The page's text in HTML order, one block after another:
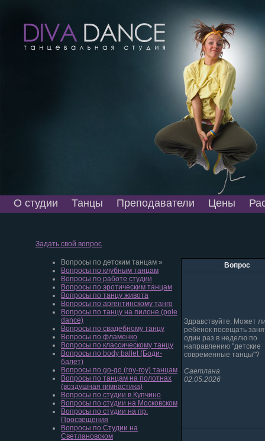
О студии Танцы Преподаватели Цены
Задать свой вопрос
Вопросы по детским танцам »
Вопросы по клубным танцам
Вопросы по работе студии
Вопросы по эротическим танцам
Вопросы по танцу живота
Вопросы по аргентинскому танго
Вопросы по танцу на пилоне (pole
dance)
Вопросы по свадебному танцу
Вопросы по фламенко
Вопросы по классическому танцу
Вопросы по body ballet (Боди-
балет)
Вопросы по go-go (гоу-гоу) танцам
Вопросы по танцам на полотнах
(воздушная гимнастика)
Вопросы по студии в Купчино
Вопросы по студии на Московском
Вопросы по студии на пр.
Просвещения
Вопросы по Студии на
Светлановском
Вопрос
Здравствуйте. Может
ребёнок посещать
один раз в неделю по
направлению "детские
современные танцы"?
Саетлана
02.05.2026